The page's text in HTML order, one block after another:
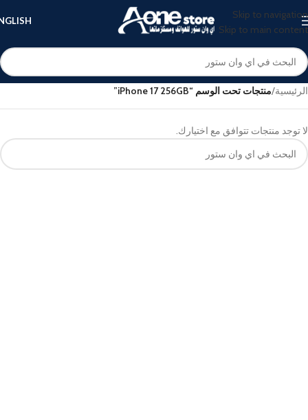
Skip to navigation
Skip to main content
الرئيسية/منتجات تحت الوسم “iPhone 17 256GB”
لا توجد منتجات تتوافق مع اختيارك.